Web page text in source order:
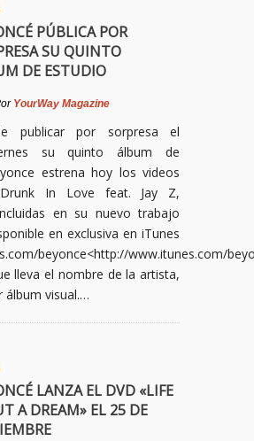
PÚBLICA POR
SU QUINTO
DE ESTUDIO
YourWay Magazine
publicar por sorpresa el
su quinto álbum de
estrena hoy los videos
In Love feat. Jay Z,
en su nuevo trabajo
en exclusiva en iTunes
beyonce<http://www.itunes.com/
lleva el nombre de la artista,
álbum visual.…
LANZA EL DVD «LIFE
A DREAM» EL 25 DE